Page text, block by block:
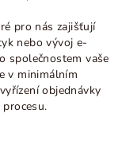
pro nás zajišťují
nebo vývoj e-
společnostem vaše
v minimálním
objednávky